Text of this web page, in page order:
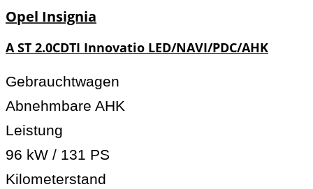
Opel Insignia
A ST 2.0CDTI Innovatio LED/NAVI/PDC/AHK
Gebrauchtwagen
Abnehmbare AHK
Leistung
96 kW / 131 PS
Kilometerstand